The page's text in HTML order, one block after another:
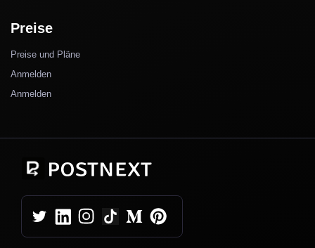
Preise
Preise und Pläne
Anmelden
Anmelden